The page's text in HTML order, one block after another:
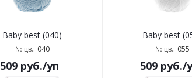
Baby best (040)
№ цв.: 040
509руб./уп
Baby best
№ цв.: 055
509руб./